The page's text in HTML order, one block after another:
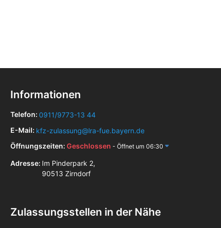
Informationen
Telefon: 0911/9773-13 44
E-Mail: kfz-zulassung@lra-fue.bayern.de
Öffnungszeiten: Geschlossen - Öffnet um 06:30
Adresse: Im Pinderpark 2,
90513 Zirndorf
Zulassungsstellen in der Nähe